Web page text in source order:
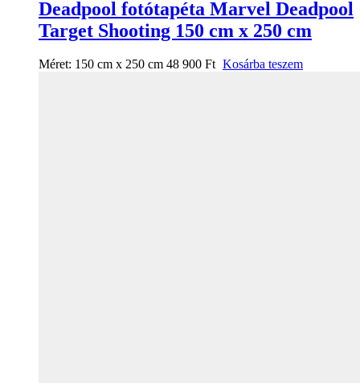
Deadpool fotótapéta Marvel Deadpool
Target Shooting 150 cm x 250 cm
Méret: 150 cm x 250 cm 48 900 Ft Kosárba teszem